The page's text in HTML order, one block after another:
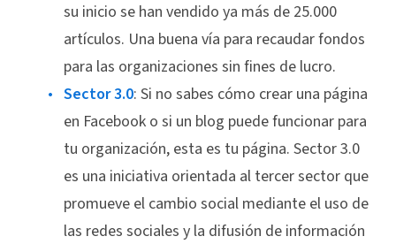
su inicio se han vendido ya más de 25.000
artículos. Una buena vía para recaudar fondos
para las organizaciones sin fines de lucro.
Sector 3.0: Si no sabes cómo crear una página
en Facebook o si un blog puede funcionar para
tu organización, esta es tu página. Sector 3.0
es una iniciativa orientada al tercer sector que
promueve el cambio social mediante el uso de
las redes sociales y la difusión de información